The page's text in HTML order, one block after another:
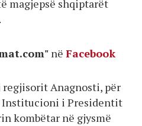
magjepsë shqiptarët
në Facebook
Anagnosti, për
Institucioni i Presidentit
kombëtar në gjysmë